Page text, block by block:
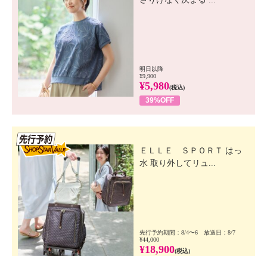
明日以降
¥9,900
¥5,980(税込)
39%OFF
ＥＬＬＥ ＳＰＯＲＴ はっ
水 取り外してリュ...
先行予約期間：8/4〜6 放送日：8/7
¥44,000
¥18,900(税込)